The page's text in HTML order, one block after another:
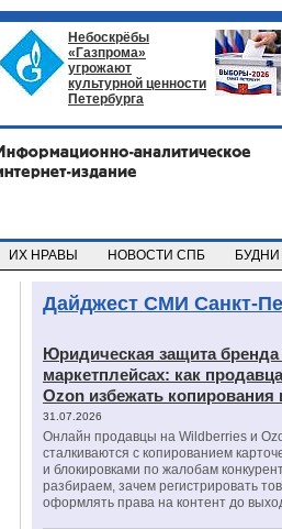
Небоскрёбы
«Газпрома»
угрожают
культурной ценности
Петербурга
ИХ НРАВЫ НОВОСТИ СПБ
Дайджест СМИ Санкт-
Юридическая защита бренда
маркетплейсах: как
Ozon избежать копирования
31.07.2026
Онлайн продавцы на Wildberries и
сталкиваются с копированием
и блокировками по жалобам
разбираем, зачем регистрировать
оформлять права на контент до